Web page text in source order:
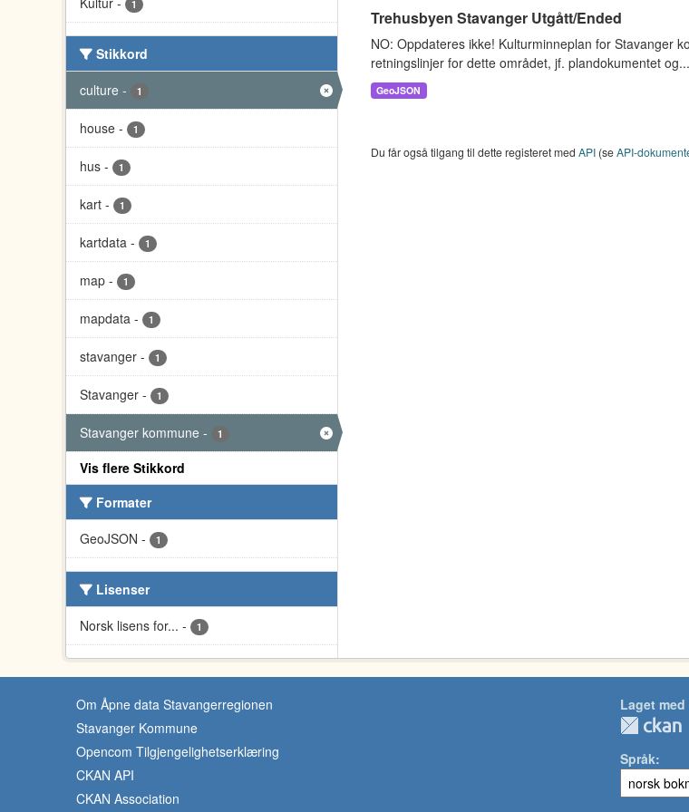
1
Stikkord
culture - 1
house - 1
hus - 1
kart - 1
kartdata - 1
map - 1
mapdata - 1
stavanger - 1
Stavanger - 1
Stavanger kommune - 1
Vis flere Stikkord
Formater
GeoJSON - 1
Lisenser
Norsk lisens for... - 1
Trehusbyen Stavanger Utgått/Ended
NO: Oppdateres ikke! Kulturminneplan for Stavanger
retningslinjer for dette området, jf. plandokumentet og...
GeoJSON
Du får også tilgang til dette registeret med API(seAPI-
Om Åpne data Stavangerregionen
Stavanger Kommune
Opencom Tilgjengelighetserklæring
CKAN API
CKAN Association
Laget med
Språk